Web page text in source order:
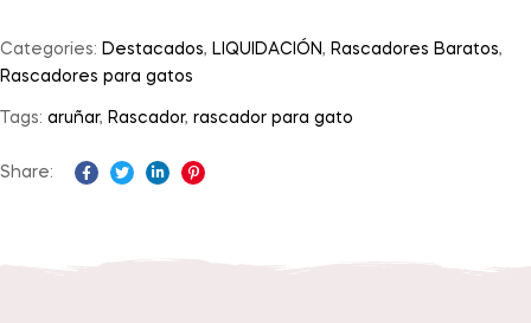
Categories: Destacados, LIQUIDACIÓN, Rascadores Baratos,
Rascadores para gatos
Tags: aruñar, Rascador, rascador para gato
Share: